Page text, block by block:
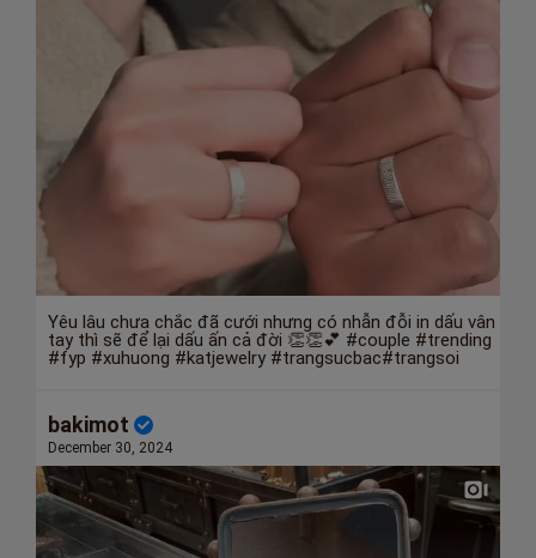
HOTLINE: 0896162868
--- Saigon ---
45 Bà Hom, Quận 6
197 Nguyễn Gia Trí, Q. Bình Thạnh
391 Nguyễn Thị Thập, Quận 7
275 Tô Hiến Thành, P.13, Quận 10
442 Hai Bà Trưng, Quận 1
213A Nguyễn Trãi, P.2, Quận 5
99 Lê Văn Sỹ, Quận PN
529 Quang Trung, Q. Gò Vấp
138 Võ Văn Ngân, Q. Thủ Đức
117 Cây Keo Q.Tân Phú